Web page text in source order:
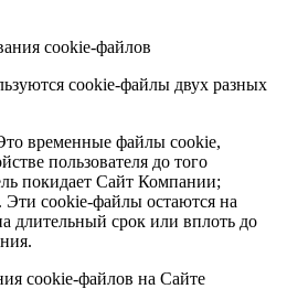
cookie-файлов
cookie-файлы двух разных
временные файлы cookie,
пользователя до того
покидает Сайт Компании;
cookie-файлы остаются на
длительный срок или вплоть до
cookie-файлов на Сайте